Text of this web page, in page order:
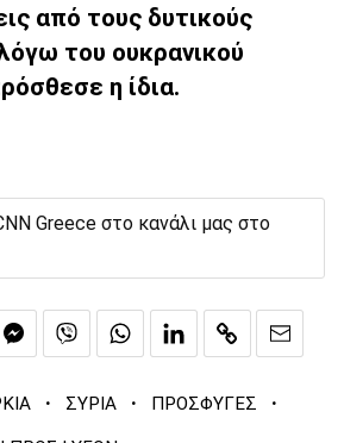
από τους δυτικούς
του ουκρανικού
η ίδια.
Greece στο κανάλι μας στο
· ΣΥΡΙΑ · ΠΡΟΣΦΥΓΕΣ ·